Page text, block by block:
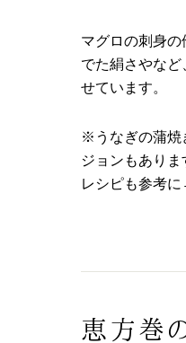
マグロの刺身
でた絹さやな
せています。
※うなぎの蒲焼
ジョンもあり
レシピも参考
恵方巻